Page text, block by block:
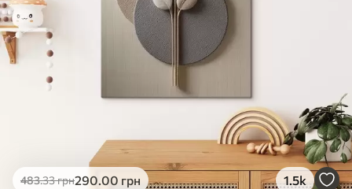
483.33грн290.00 грн 1.5k